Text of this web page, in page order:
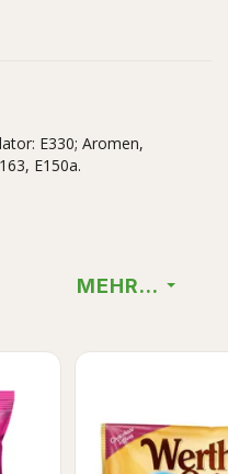
E330; Aromen,
E150a.
MEHR...